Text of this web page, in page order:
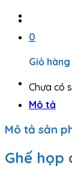
0
Giỏ hàng
Chưa có
Mô tả
Mô tả sản
Ghế họp